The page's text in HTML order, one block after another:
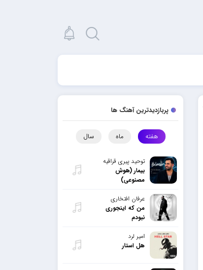
پربازدیدترین آهنگ ها
هفته ماه سال
توحید پیری قراقیه
بیمار (هوش
مصنوعی)
عرفان افتخاری
من که اینجوری
نبودم
امیر لرد
هل استار